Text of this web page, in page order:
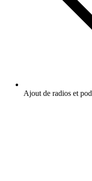
Ajout de radios et